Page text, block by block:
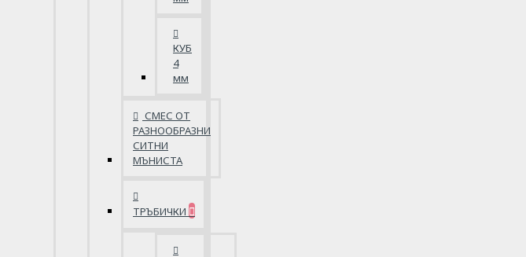
КУБ
4
мм
СМЕС ОТ
РАЗНООБРАЗНИ
СИТНИ
МЪНИСТА
ТРЪБИЧКИ